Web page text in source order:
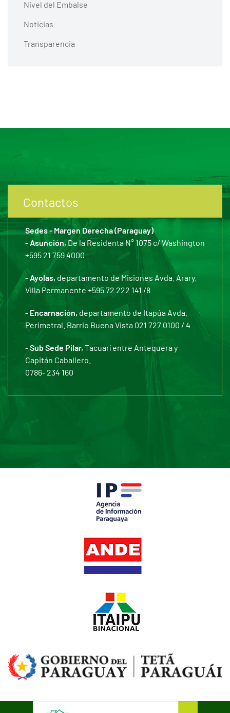
Nivel del Embalse
Noticias
Transparencia
Contactos
Sedes - Margen Derecha (Paraguay)
- Asunción,De la Residenta N° 1075 c/ Washington
+595 21 759 4000
- Ayolas, departamento de Misiones Avda. Arary.
Villa Permanente +595 72 222 141 /8
- Encarnación, departamento de Itapúa Avda.
Perimetral. Barrio Buena Vista 021 727 0100 / 4
-Sub Sede Pilar, Tacuarí entre Antequera y
Capitán Caballero.
0786- 234 160